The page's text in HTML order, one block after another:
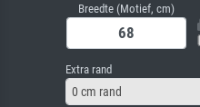
Breedte (Motief, cm)
Extra rand
0 cm rand